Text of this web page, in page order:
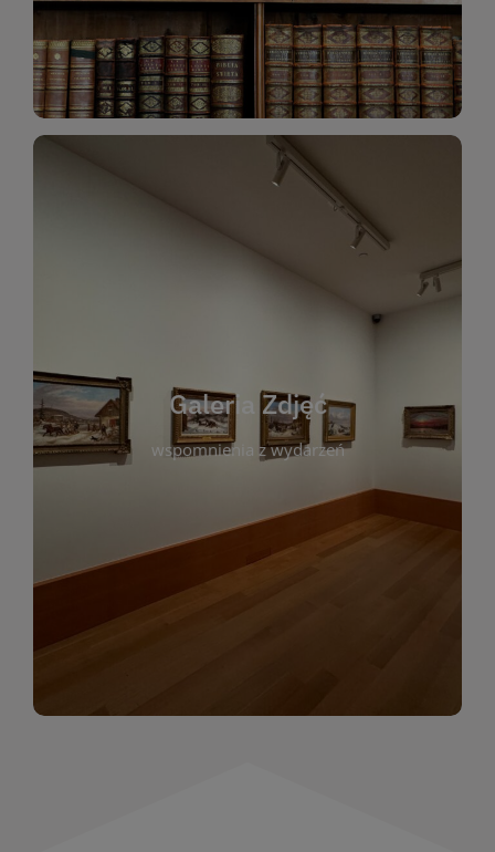
Katalog Zbiorów
Galeria Zdjęć
wspomnienia z wydarzeń
Galeria Zdjęć
wspomnienia z wydarzeń, spotkań i projektów
którym można zobaczyć, jak żyje nasza biblioteka
i jej społeczność. Zdjęcia dokumentują zarówno
uroczyste chwile, jak i codzienne aktywności
czytelników. Regularnie dodajemy nowe galerie,
by każdy mógł powrócić do wyjątkowych
momentów. Zapraszamy do obejrzenia,
wspominania i inspirowania się!